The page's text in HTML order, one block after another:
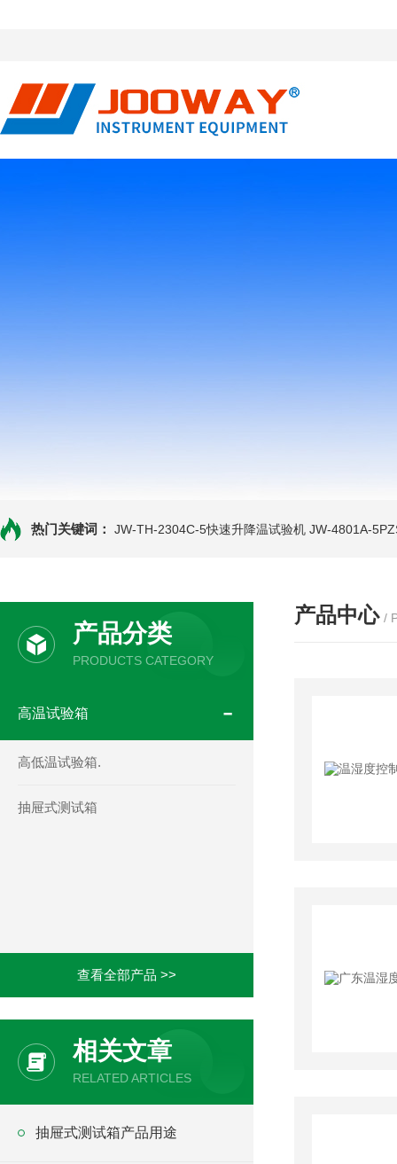
热门关键词： JW-TH-2304C-5快速升降温试验机 JW-4801A-
产品分类
PRODUCTS CATEGORY
高温试验箱
高低温试验箱.
抽屉式测试箱
查看全部产品 >>
相关文章
RELATED ARTICLES
抽屉式测试箱产品用途
产品中心 /